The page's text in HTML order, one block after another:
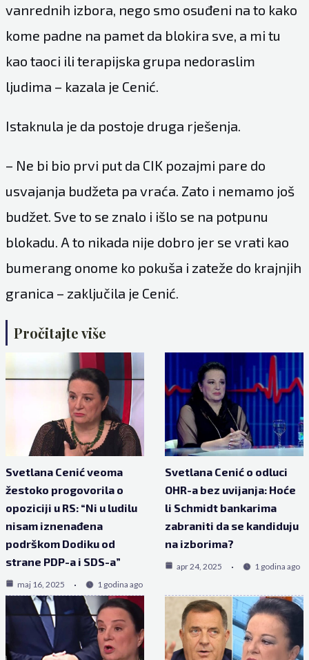
vanrednih izbora, nego smo osuđeni na to kako
kome padne na pamet da blokira sve, a mi tu
kao taoci ili terapijska grupa nedoraslim
ljudima – kazala je Cenić.
Istaknula je da postoje druga rješenja.
– Ne bi bio prvi put da CIK pozajmi pare do
usvajanja budžeta pa vraća. Zato i nemamo još
budžet. Sve to se znalo i išlo se na potpunu
blokadu. A to nikada nije dobro jer se vrati kao
bumerang onome ko pokuša i zateže do krajnjih
granica – zaključila je Cenić.
Pročitajte više
Svetlana Cenić veoma
žestoko progovorila o
opoziciji u RS: “Ni u ludilu
nisam iznenađena
podrškom Dodiku od
strane PDP-a i SDS-a”
maj 16, 2025 1 godina ago
Svetlana Cenić o odluci
OHR-a bez uvijanja: Hoće
li Schmidt bankarima
zabraniti da se kandiduju
na izborima?
apr 24, 2025 1 godina ago